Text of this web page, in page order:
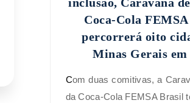
Coca-Cola
percorrerá oito
Minas Gerais em
Com duas comitivas, a Caravana de Natal
da Coca-Cola FEMSA Brasil